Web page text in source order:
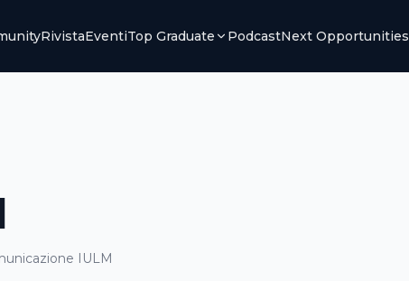
RivistaEventiTop Graduate PodcastNext Opportunities
IULM